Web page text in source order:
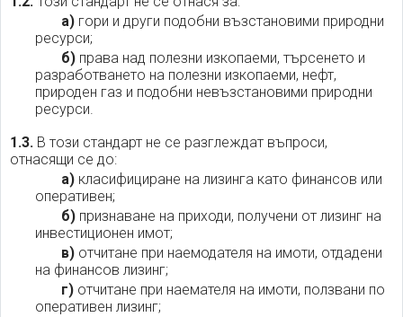
а)гори и други подобни възстановими природни
ресурси;
б)права над полезни изкопаеми, търсенето и
разработването на полезни изкопаеми, нефт,
природен газ и подобни невъзстановими природни
ресурси.
1.3. В този стандарт не се разглеждат въпроси,
отнасящи се до:
а)класифициране на лизинга като финансов или
оперативен;
б)признаване на приходи, получени от лизинг на
инвестиционен имот;
в)отчитане при наемодателя на имоти, отдадени
на финансов лизинг;
г)отчитане при наемателя на имоти, ползвани по
оперативен лизинг;